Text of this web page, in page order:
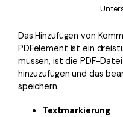
Das Hinzufügen von
PDFelement ist ein
müssen, ist die PDF-
hinzuzufügen und das
speichern.
Textmarkierung